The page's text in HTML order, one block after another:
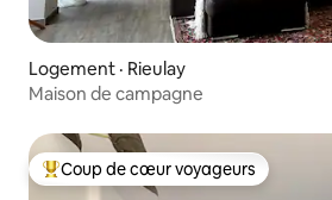
Logement · Rieulay
Maison de campagne
Coup de cœur voyageurs parmi les
Coup de cœur voyageurs